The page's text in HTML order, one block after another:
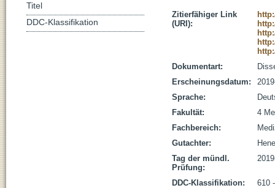
Zitierfähiger Link
(URI):
Dokumentart:
Erscheinungsdatum:
Sprache:
Fakultät:
4
Fachbereich:
Gutachter:
Tag der mündl.
Prüfung:
DDC-Klassifikation:
610
Titel
DDC-Klassifikation